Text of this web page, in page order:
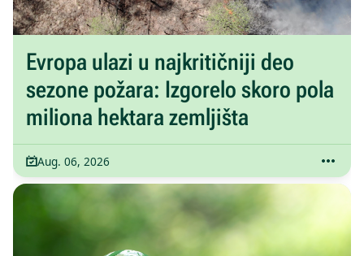
Evropa ulazi u najkritičniji deo
sezone požara: Izgorelo skoro pola
miliona hektara zemljišta
Aug. 06, 2026